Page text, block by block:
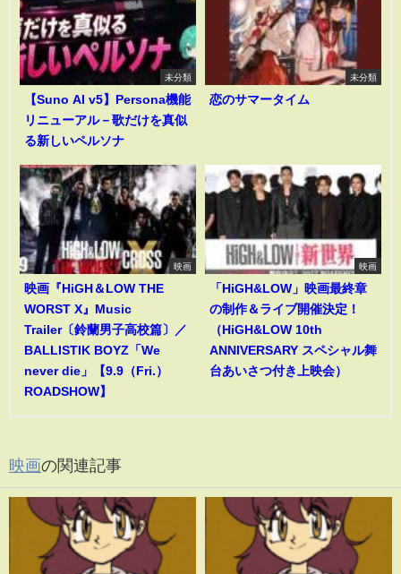
未分類
【Suno AI v5】Persona機能
リニューアル－歌だけを真似
る新しいペルソナ
未分類
恋のサマータイム
映画
映画『HiGH＆LOW THE
WORST X』Music
Trailer〔鈴蘭男子高校篇〕／
BALLISTIK BOYZ「We
never die」【9.9（Fri.）
ROADSHOW】
映画
「HiGH&LOW」映画最終章
の制作＆ライブ開催決定！
（HiGH&LOW 10th
ANNIVERSARY スペシャル舞
台あいさつ付き上映会）
映画の関連記事